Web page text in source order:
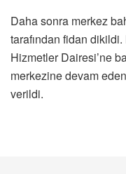
Daha sonra merkez
tarafından fidan
Hizmetler Dairesi’ne
merkezine devam
verildi.